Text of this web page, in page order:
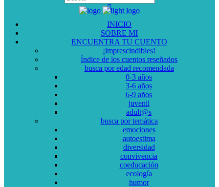
INICIO
SOBRE MI
ENCUENTRA TU CUENTO
¡imprescindibles!
Índice de los cuentos reseñados
busca por edad recomendada
0-3 años
3-6 años
6-9 años
juvenil
adult@s
busca por temática
emociones
autoestima
diversidad
convivencia
coeducación
ecología
humor